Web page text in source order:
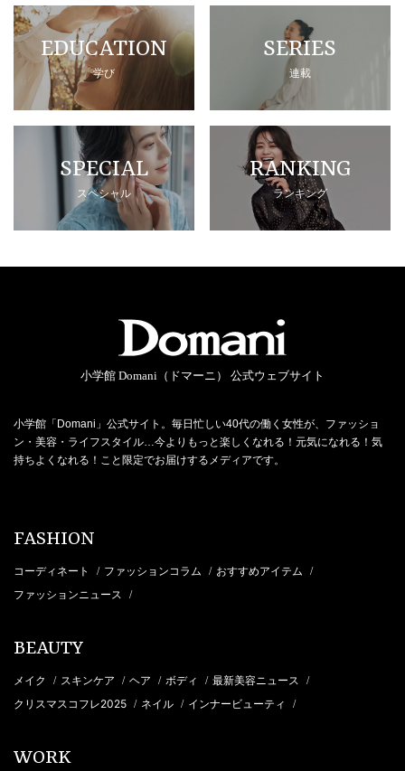
EDUCATION
学び
SERIES
連載
SPECIAL
スペシャル
RANKING
ランキング
小学館 Domani（ドマーニ） 公式ウェブサイト
小学館「Domani」公式サイト。毎日忙しい40代の働く女性が、ファッショ
ン・美容・ライフスタイル…今よりもっと楽しくなれる！元気になれる！気
持ちよくなれる！こと限定でお届けするメディアです。
FASHION
コーディネート / ファッションコラム / おすすめアイテム /
ファッションニュース /
BEAUTY
メイク / スキンケア / ヘア / ボディ / 最新美容ニュース /
クリスマスコフレ2025 / ネイル / インナービューティ /
WORK